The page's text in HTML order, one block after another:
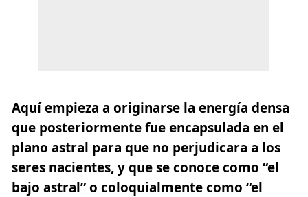
Aquí empieza a originarse la energía densa
que posteriormente fue encapsulada en el
plano astral para que no perjudicara a los
seres nacientes, y que se conoce como “el
bajo astral” o coloquialmente como “el